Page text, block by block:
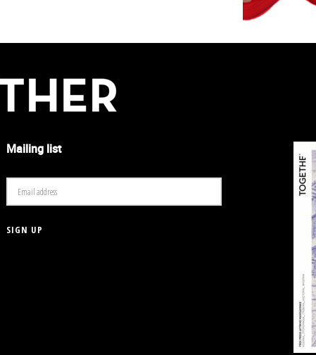
Mailing list